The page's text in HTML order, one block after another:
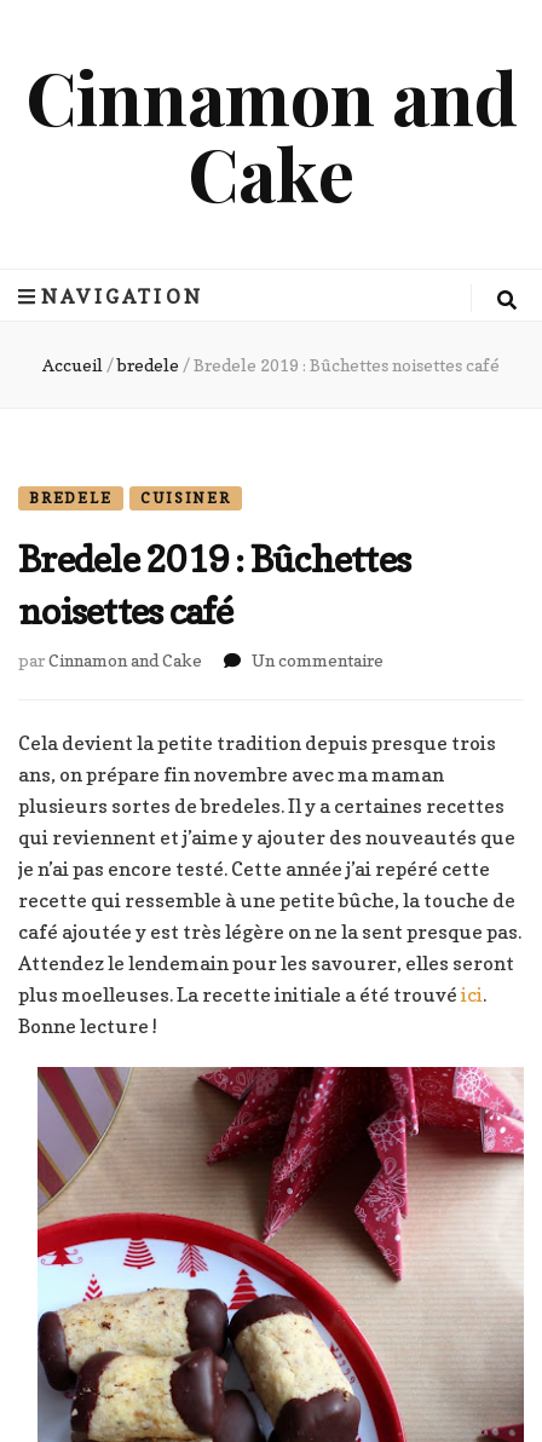
Cinnamon and
Cake
NAVIGATION
Accueil /bredele /Bredele 2019 : Bûchettes noisettes café
BREDELE CUISINER
Bredele 2019 : Bûchettes
noisettes café
parCinnamon and Cake Un commentaire
Bûchettes
noisettes
café
Cela devient la petite tradition depuis presque trois
ans, on prépare fin novembre avec ma maman
plusieurs sortes de bredeles. Il y a certaines recettes
qui reviennent et j’aime y ajouter des nouveautés que
je n’ai pas encore testé. Cette année j’ai repéré cette
recette qui ressemble à une petite bûche, la touche de
café ajoutée y est très légère on ne la sent presque pas.
Attendez le lendemain pour les savourer, elles seront
plus moelleuses. La recette initiale a été trouvéici.
Bonne lecture !